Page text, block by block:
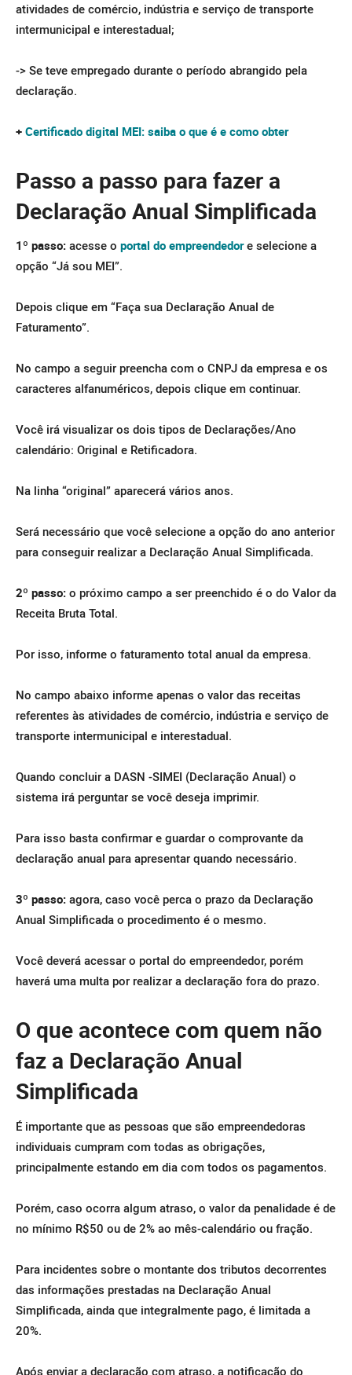
atividades de comércio, indústria e serviço de transporte
intermunicipal e interestadual;
-> Se teve empregado durante o período abrangido pela
declaração.
+ Certificado digital MEI: saiba o que é e como obter
Passo a passo para fazer a
Declaração Anual Simplificada
1º passo: acesse o portal do empreendedore selecione a
opção “Já sou MEI”.
Depois clique em “Faça sua Declaração Anual de
Faturamento”.
No campo a seguir preencha com o CNPJ da empresa e os
caracteres alfanuméricos, depois clique em continuar.
Você irá visualizar os dois tipos de Declarações/Ano
calendário: Original e Retificadora.
Na linha “original” aparecerá vários anos.
Será necessário que você selecione a opção do ano anterior
para conseguir realizar a Declaração Anual Simplificada.
2º passo: o próximo campo a ser preenchido é o do Valor da
Receita Bruta Total.
Por isso, informe o faturamento total anual da empresa.
No campo abaixo informe apenas o valor das receitas
referentes às atividades de comércio, indústria e serviço de
transporte intermunicipal e interestadual.
Quando concluir a DASN -SIMEI (Declaração Anual) o
sistema irá perguntar se você deseja imprimir.
Para isso basta confirmar e guardar o comprovante da
declaração anual para apresentar quando necessário.
3º passo: agora, caso você perca o prazo da Declaração
Anual Simplificada o procedimento é o mesmo.
Você deverá acessar o portal do empreendedor, porém
haverá uma multa por realizar a declaração fora do prazo.
O que acontece com quem não
faz a Declaração Anual
Simplificada
É importante que as pessoas que são empreendedoras
individuais cumpram com todas as obrigações,
principalmente estando em dia com todos os pagamentos.
Porém, caso ocorra algum atraso, o valor da penalidade é de
no mínimo R$50 ou de 2% ao mês-calendário ou fração.
Para incidentes sobre o montante dos tributos decorrentes
das informações prestadas na Declaração Anual
Simplificada, ainda que integralmente pago, é limitada a
20%.
Após enviar a declaração com atraso, a notificação do